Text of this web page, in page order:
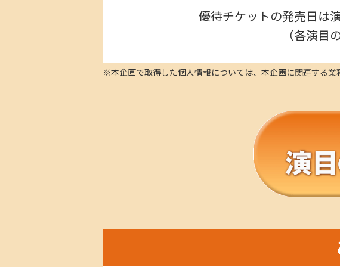
優待チケットの発売日は演
（各演目
※本企画で取得した個人情報については、本企画に関連する